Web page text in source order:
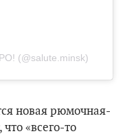
(@salute.minsk)
новая рюмочная-
«всего-то